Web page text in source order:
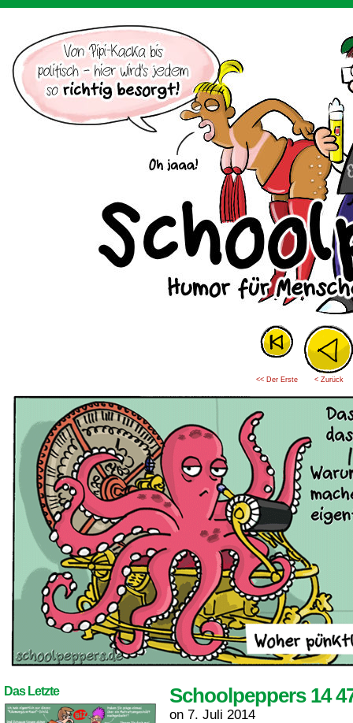
<< Der Erste < Zurück
Das Letzte Schoolpeppers 14
on 7. Juli 2014